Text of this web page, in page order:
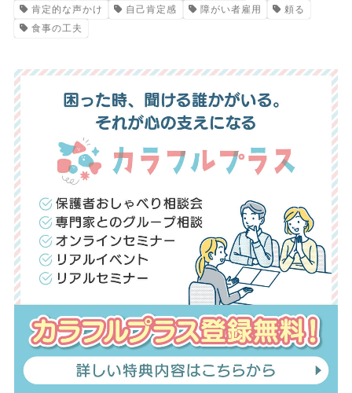
肯定的な声かけ
自己肯定感 障がい者雇用
頼る
食事の工夫